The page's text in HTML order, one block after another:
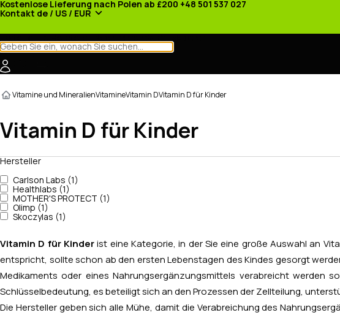
Kostenlose Lieferung nach Polen ab £200 +48 501 537 027
Kontakt de / US / EUR
Vitamine und MineralienVitamineVitamin DVitamin D für Kinder
Vitamin D für Kinder
Hersteller
Carlson Labs (1)
Healthlabs (1)
MOTHER'S PROTECT (1)
Olimp (1)
Skoczylas (1)
Vitamin D für Kinderist eine Kategorie, in der Sie eine große Auswahl an
entspricht, sollte schon ab den ersten Lebenstagen des Kindes gesorgt
Medikaments oder eines Nahrungsergänzungsmittels verabreicht werden
Schlüsselbedeutung, es beteiligt sich an den Prozessen der Zellteilung,
Die Hersteller geben sich alle Mühe, damit die Verabreichung des